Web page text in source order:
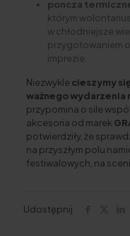
poncza
którym
w chłodniejsze
przygotowaniem
imprezie.
Niezwykle cieszymy
ważnego wydarzenia
przypomina o sile
akcesoria od marek
potwierdziły, że
na przyszłym polu
festiwalowych, na
Udostępnij